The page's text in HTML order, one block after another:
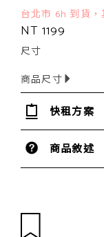
台北市 6h 到貨
NT 1199
尺寸
商品尺寸
快租方案
商品敘述